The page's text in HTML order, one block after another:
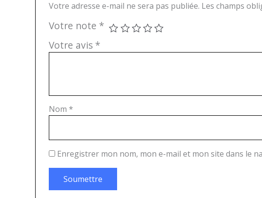
Votre adresse e-mail ne sera pas publiée. Les champs
Votre note *
Votre avis *
Nom *
Enregistrer mon nom, mon e-mail et mon site dans le